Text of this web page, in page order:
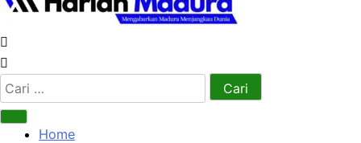
Cari
untuk:
Home